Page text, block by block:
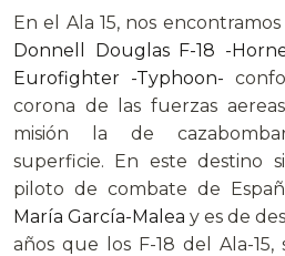
En el Ala 15, nos
Donnell Douglas F-18 -
Eurofighter -Typhoon-
corona de las fuerzas
misión la de
superficie. En este destino
piloto de combate de
María García-Malea y es de
años que los F-18 del Ala-15,